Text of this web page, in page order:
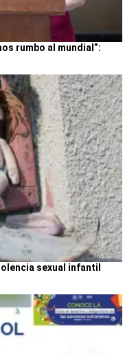
rumbo al mundial”:
sexual infantil